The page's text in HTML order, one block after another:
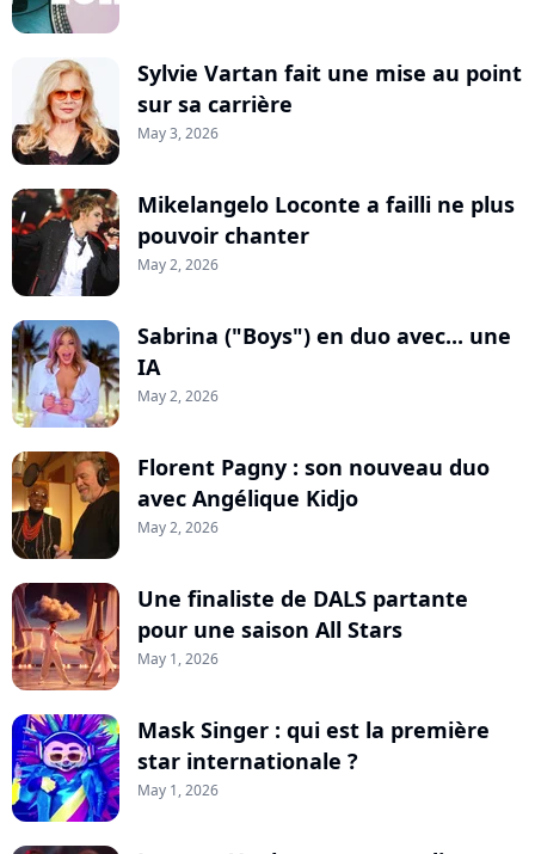
Sylvie Vartan fait une mise au point
sur sa carrière
May 3, 2026
Mikelangelo Loconte a failli ne plus
pouvoir chanter
May 2, 2026
Sabrina ("Boys") en duo avec... une
IA
May 2, 2026
Florent Pagny : son nouveau duo
avec Angélique Kidjo
May 2, 2026
Une finaliste de DALS partante
pour une saison All Stars
May 1, 2026
Mask Singer : qui est la première
star internationale ?
May 1, 2026